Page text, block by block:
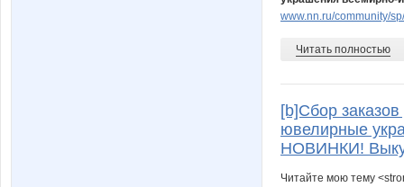
www.nn.ru/community/
Читать полностью
[b]Сбор
ювелирные
НОВИНКИ!
Читайте мою тему